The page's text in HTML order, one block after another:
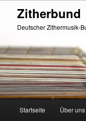
primären
sekundären
Zitherbund
Deutscher Zithermusik-
Startseite Über uns